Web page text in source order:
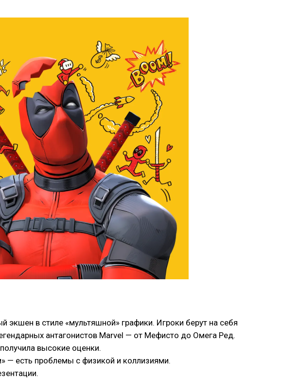
в стиле «мультяшной» графики. Игроки берут на себя
антагонистов Marvel — от Мефисто до Омега Ред.
высокие оценки.
— есть проблемы с физикой и коллизиями.